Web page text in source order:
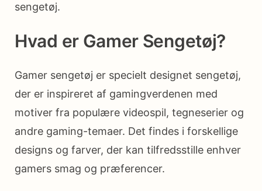
sengetøj.
Hvad er Gamer Sengetøj?
Gamer sengetøj er specielt designet sengetøj,
der er inspireret af gamingverdenen med
motiver fra populære videospil, tegneserier og
andre gaming-temaer. Det findes i forskellige
designs og farver, der kan tilfredsstille enhver
gamers smag og præferencer.